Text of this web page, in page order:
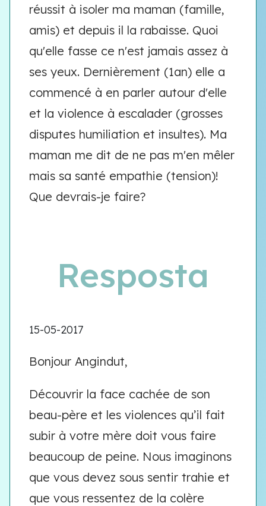
réussit à isoler ma maman (famille,
amis) et depuis il la rabaisse. Quoi
qu'elle fasse ce n'est jamais assez à
ses yeux. Dernièrement (1an) elle a
commencé à en parler autour d'elle
et la violence à escalader (grosses
disputes humiliation et insultes). Ma
maman me dit de ne pas m'en mêler
mais sa santé empathie (tension)!
Que devrais-je faire?
Resposta
15-05-2017
Bonjour Angindut,
Découvrir la face cachée de son
beau-père et les violences qu’il fait
subir à votre mère doit vous faire
beaucoup de peine. Nous imaginons
que vous devez sous sentir trahie et
que vous ressentez de la colère